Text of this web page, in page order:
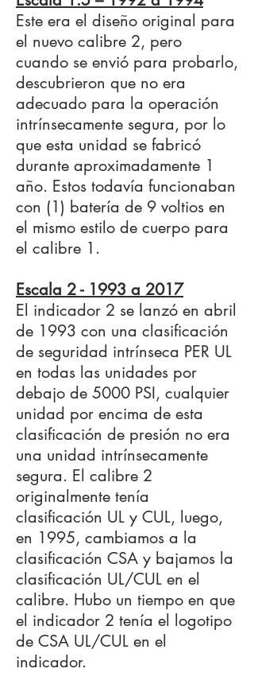
Este era el diseño original para
el nuevo calibre 2, pero
cuando se envió para probarlo,
descubrieron que no era
adecuado para la operación
intrínsecamente segura, por lo
que esta unidad se fabricó
durante aproximadamente 1
año. Estos todavía funcionaban
con (1) batería de 9 voltios en
el mismo estilo de cuerpo para
el calibre 1.
Escala 2 - 1993 a 2017
El indicador 2 se lanzó en abril
de 1993 con una clasificación
de seguridad intrínseca PER UL
en todas las unidades por
debajo de 5000 PSI, cualquier
unidad por encima de esta
clasificación de presión no era
una unidad intrínsecamente
segura. El calibre 2
originalmente tenía
clasificación UL y CUL, luego,
en 1995, cambiamos a la
clasificación CSA y bajamos la
clasificación UL/CUL en el
calibre. Hubo un tiempo en que
el indicador 2 tenía el logotipo
de CSA UL/CUL en el
indicador.